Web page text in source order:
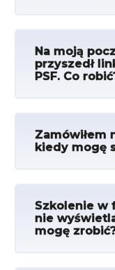
Na moją
przyszedł
PSF. Co
Zamówiłem
kiedy mogę
Szkolenie w
nie
mogę